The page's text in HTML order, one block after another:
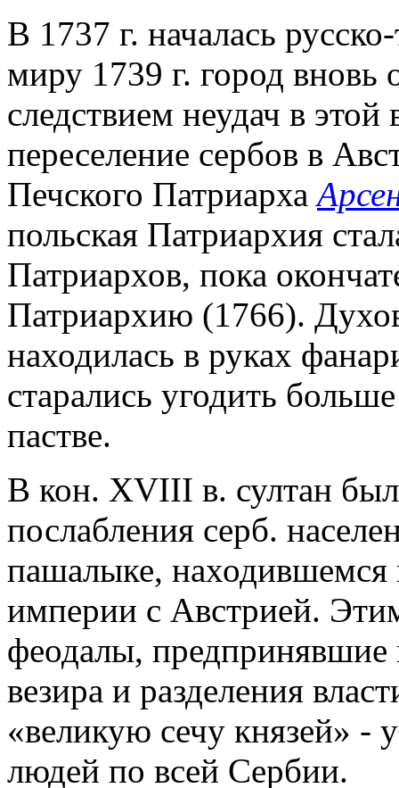
В 1737 г. началась
миру 1739 г. город вновь
следствием неудач в
переселение сербов в
Печского Патриарха
польская Патриархия
Патриархов, пока
Патриархию (1766).
находилась в руках
старались угодить
пастве.
В кон. XVIII в. султан
послабления серб.
пашалыке, находившемся
империи с Австрией.
феодалы, предпринявшие
везира и разделения
«великую сечу князей» -
людей по всей Сербии.